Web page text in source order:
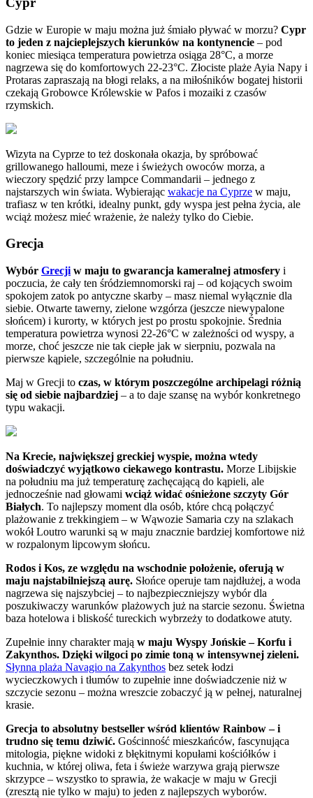
Gdzie w Europie w maju można już śmiało pływać w morzu? Cypr
to jeden z najcieplejszych kierunków na kontynencie – pod
koniec miesiąca temperatura powietrza osiąga 28°C, a morze
nagrzewa się do komfortowych 22-23°C. Złociste plaże Ayia Napy i
Protaras zapraszają na błogi relaks, a na miłośników bogatej historii
czekają Grobowce Królewskie w Pafos i mozaiki z czasów
rzymskich.
Wizyta na Cyprze to też doskonała okazja, by spróbować
grillowanego halloumi, meze i świeżych owoców morza, a
wieczory spędzić przy lampce Commandarii – jednego z
najstarszych win świata. Wybierając wakacje na Cyprze w maju,
trafiasz w ten krótki, idealny punkt, gdy wyspa jest pełna życia, ale
wciąż możesz mieć wrażenie, że należy tylko do Ciebie.
Grecja
Wybór Grecji w maju to gwarancja kameralnej atmosfery i
poczucia, że cały ten śródziemnomorski raj – od kojących swoim
spokojem zatok po antyczne skarby – masz niemal wyłącznie dla
siebie. Otwarte tawerny, zielone wzgórza (jeszcze niewypalone
słońcem) i kurorty, w których jest po prostu spokojnie. Średnia
temperatura powietrza wynosi 22-26°C w zależności od wyspy, a
morze, choć jeszcze nie tak ciepłe jak w sierpniu, pozwala na
pierwsze kąpiele, szczególnie na południu.
Maj w Grecji to czas, w którym poszczególne archipelagi różnią
się od siebie najbardziej – a to daje szansę na wybór konkretnego
typu wakacji.
Na Krecie, największej greckiej wyspie, można wtedy
doświadczyć wyjątkowo ciekawego kontrastu. Morze Libijskie
na południu ma już temperaturę zachęcającą do kąpieli, ale
jednocześnie nad głowami wciąż widać ośnieżone szczyty Gór
Białych. To najlepszy moment dla osób, które chcą połączyć
plażowanie z trekkingiem – w Wąwozie Samaria czy na szlakach
wokół Loutro warunki są w maju znacznie bardziej komfortowe niż
w rozpalonym lipcowym słońcu.
Rodos i Kos, ze względu na wschodnie położenie, oferują w
maju najstabilniejszą aurę. Słońce operuje tam najdłużej, a woda
nagrzewa się najszybciej – to najbezpieczniejszy wybór dla
poszukiwaczy warunków plażowych już na starcie sezonu. Świetna
baza hotelowa i bliskość tureckich wybrzeży to dodatkowe atuty.
Zupełnie inny charakter mają w maju Wyspy Jońskie – Korfu i
Zakynthos. Dzięki wilgoci po zimie toną w intensywnej zieleni.
Słynna plaża Navagio na Zakynthos bez setek łodzi
wycieczkowych i tłumów to zupełnie inne doświadczenie niż w
szczycie sezonu – można wreszcie zobaczyć ją w pełnej, naturalnej
krasie.
Grecja to absolutny bestseller wśród klientów Rainbow – i
trudno się temu dziwić. Gościnność mieszkańców, fascynująca
mitologia, piękne widoki z błękitnymi kopułami kościółków i
kuchnia, w której oliwa, feta i świeże warzywa grają pierwsze
skrzypce – wszystko to sprawia, że wakacje w maju w Grecji
(zresztą nie tylko w maju) to jeden z najlepszych wyborów.